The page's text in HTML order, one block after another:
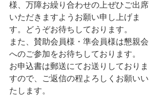
様、万障お繰り合わせの上ぜひご出席
いただきますようお願い申し上げま
す。どうぞお待ちしております。
また、賛助会員様・準会員様は懇親会
へのご参加をお待ちしております。
お申込書は郵送にてお送りしておりま
すので、ご返信の程よろしくお願いい
たします。